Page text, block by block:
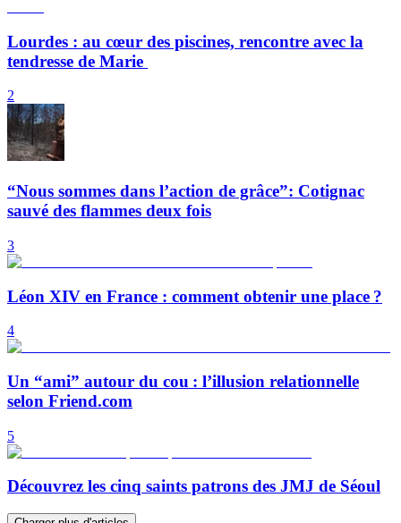
Lourdes : au cœur des piscines, rencontre avec la
tendresse de Marie
2
“Nous sommes dans l’action de grâce”: Cotignac
sauvé des flammes deux fois
3
Léon XIV en France : comment obtenir une place ?
4
Un “ami” autour du cou : l’illusion relationnelle
selon Friend.com
5
Découvrez les cinq saints patrons des JMJ de Séoul